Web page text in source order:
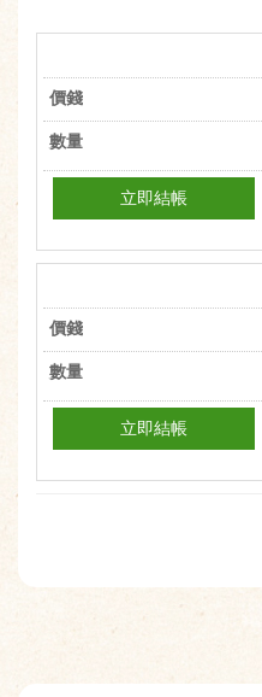
立即結帳
立即結帳